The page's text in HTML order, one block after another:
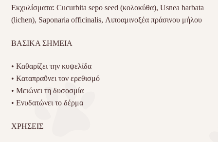
Εκχυλίσματα: Cucurbita sepo seed (κολοκύθα), Usnea barbata
(lichen), Saponaria officinalis, Λιποαμινοξέα πράσινου μήλου
ΒΑΣΙΚΑ ΣΗΜΕΙΑ
• Καθαρίζει την κυψελίδα
• Καταπραΰνει τον ερεθισμό
• Μειώνει τη δυσοσμία
• Ενυδατώνει το δέρμα
ΧΡΗΣΕΙΣ